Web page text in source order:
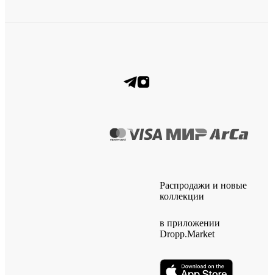
Распродажи и новые
коллекции
в приложении
Dropp.Market